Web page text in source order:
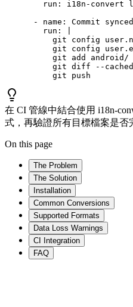
run: i18n-convert
- name: Commit
        run: |
git config
git config
git add android/
git diff --
          git push
在 CI 管線中結合使用 i18n-
式，再驗證所有目標檔案是否
On this page
The Problem
The Solution
Installation
Common Conversions
Supported Formats
Data Loss Warnings
CI Integration
FAQ